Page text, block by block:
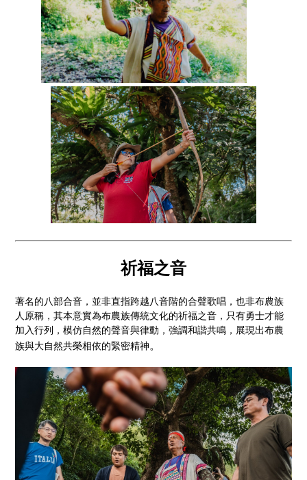
祈福之音
著名的八部合音，並非直指跨越八音階的合聲歌唱，也非布農族
人原稱，其本意實為布農族傳統文化的祈福之音，只有勇士才能
加入行列，模仿自然的聲音與律動，強調和諧共鳴，展現出布農
族與大自然共榮相依的緊密精神。